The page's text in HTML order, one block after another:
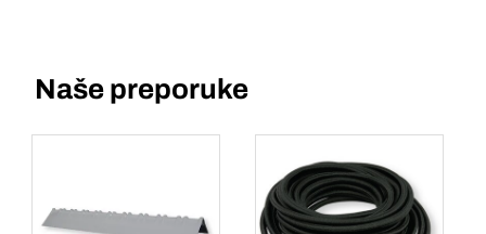
Naše preporuke